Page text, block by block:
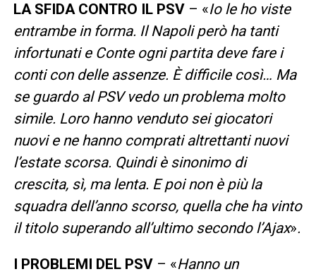
LA SFIDA CONTRO IL PSV– «Io le ho viste
entrambe in forma. Il Napoli però ha tanti
infortunati e Conte ogni partita deve fare i
conti con delle assenze. È difficile così… Ma
se guardo al PSV vedo un problema molto
simile. Loro hanno venduto sei giocatori
nuovi e ne hanno comprati altrettanti nuovi
l’estate scorsa. Quindi è sinonimo di
crescita, sì, ma lenta. E poi non è più la
squadra dell’anno scorso, quella che ha vinto
il titolo superando all’ultimo secondo l’Ajax».
I PROBLEMI DEL PSV– «Hanno un